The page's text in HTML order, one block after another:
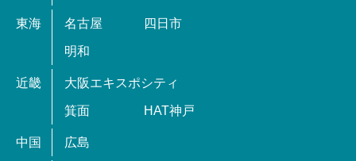
東海 名古屋 四日市
明和
近畿 大阪エキスポシティ
箕面 HAT神戸
中国 広島